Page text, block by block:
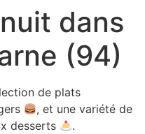
dans
(94)
de plats
, et une variété de
desserts
.